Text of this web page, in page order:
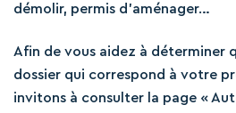
démolir, permis d’aménager…
Afin de vous aidez à déterminer
dossier qui correspond à votre
invitons à consulter la page «